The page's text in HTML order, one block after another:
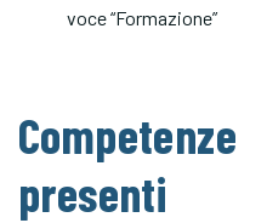
voce “Formazione”
Competenze
presenti